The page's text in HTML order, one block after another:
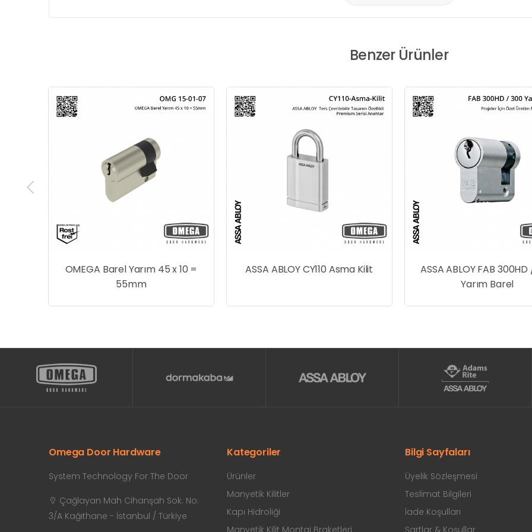
Benzer Ürünler
OMEGA Barel Yarım 45 x 10 =
55mm
ASSA ABLOY CY110 Asma Kilit
ASSA ABLOY FAB
Yarım Barel
Omega Door Hardware
System Technology For The Door
Çağlayan Mah Cihanşah Sok. No:
3/A Kağıthane - İstanbul / Türkiye
Kategoriler
Ürünler
Manyetik Kilitler
Kapı Hidroliği
Manyetik Kilit Montaj Braketleri
Bilgi Sayfaları
Üyelik Sözleşmesi
Teslimat Bilgileri
İade Koşulları
Şartlar & Koşullar